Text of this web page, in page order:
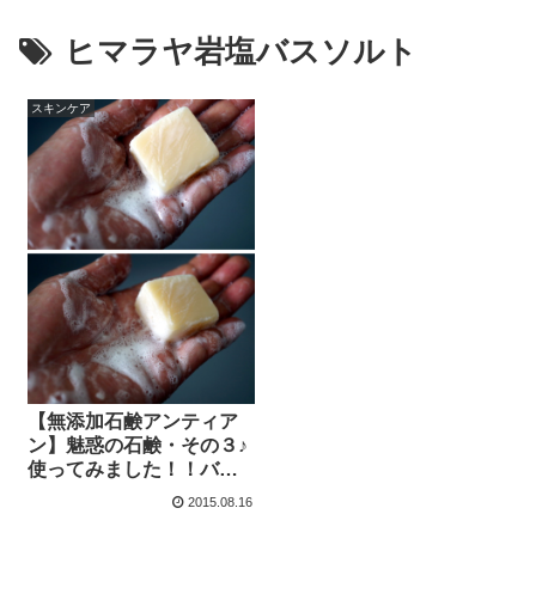
ヒマラヤ岩塩バスソルト
スキンケア
【無添加石鹸アンティア
ン】魅惑の石鹸・その３♪
使ってみました！！バス
2015.08.16